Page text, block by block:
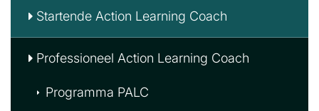
Startende Action Learning Coach
Professioneel Action Learning Coach
Programma PALC